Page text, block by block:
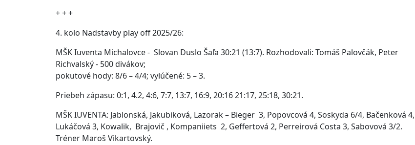
+ + +
4. kolo Nadstavby play off 2025/26:
MŠK Iuventa Michalovce - Slovan Duslo Šaľa 30:21 (13:7). Rozhodovali: Tomáš Palovčák, Peter
Richvalský - 500 divákov;
pokutové hody: 8/6 – 4/4; vylúčené: 5 – 3.
Priebeh zápasu: 0:1, 4.2, 4:6, 7:7, 13:7, 16:9, 20:16 21:17, 25:18, 30:21.
MŠK IUVENTA: Jablonská, Jakubiková, Lazorak – Bieger 3, Popovcová 4, Soskyda 6/4, Bačenková 4,
Lukáčová 3, Kowalik, Brajovič , Kompaniiets 2, Geffertová 2, Perreirová Costa 3, Sabovová 3/2.
Tréner Maroš Vikartovský.